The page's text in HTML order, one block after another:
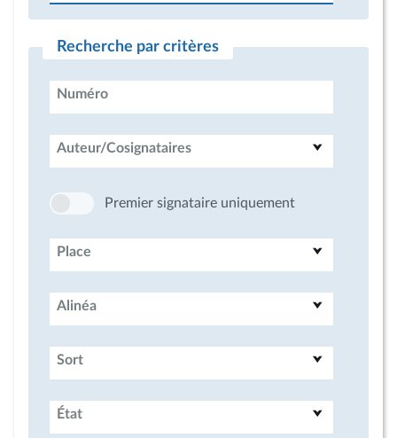
Recherche par critères
Numéro
Auteur/Cosignataires
Premier signataire uniquement
Place
Alinéa
Sort
État